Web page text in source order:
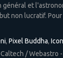
général et
non lucratif.
, Pixel Buddha,
/ Webastro